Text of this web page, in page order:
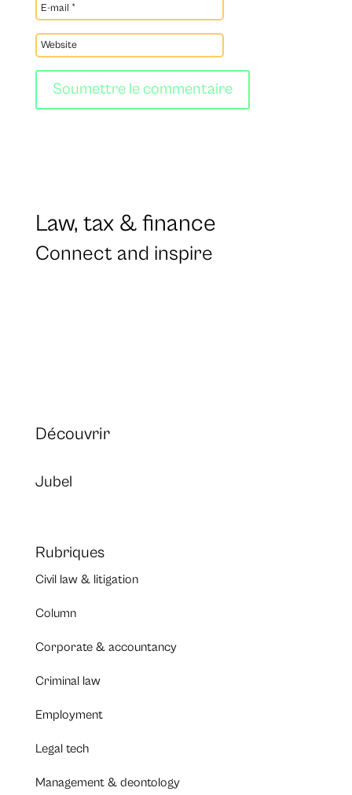
Soumettre le commentaire
Law, tax & finance
Connect and inspire
Découvrir
Jubel
Rubriques
Civil law & litigation
Column
Corporate & accountancy
Criminal law
Employment
Legal tech
Management & deontology